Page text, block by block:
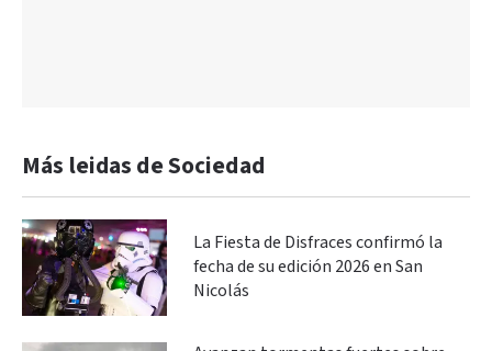
Más leidas de Sociedad
La Fiesta de Disfraces confirmó la
fecha de su edición 2026 en San
Nicolás